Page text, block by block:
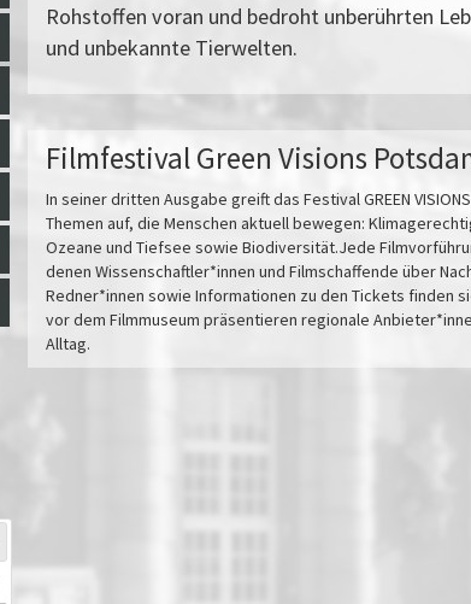
Rohstoffen voran und bedroht unberührten
und unbekannte Tierwelten.
Filmfestival Green Visions
In seiner dritten Ausgabe greift das Festival GREEN
Themen auf, die Menschen aktuell bewegen:
Ozeane und Tiefsee sowie Biodiversität.Jede
denen Wissenschaftler*innen und Filmschaffende über
Redner*innen sowie Informationen zu den Tickets finden
vor dem Filmmuseum präsentieren regionale
Alltag.